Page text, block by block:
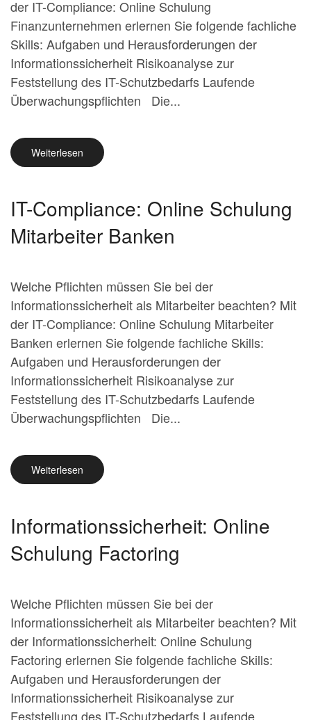
der IT-Compliance: Online Schulung
Finanzunternehmen erlernen Sie folgende fachliche
Skills: Aufgaben und Herausforderungen der
Informationssicherheit Risikoanalyse zur
Feststellung des IT-Schutzbedarfs Laufende
Überwachungspflichten Die...
Weiterlesen
IT-Compliance: Online Schulung
Mitarbeiter Banken
Welche Pflichten müssen Sie bei der
Informationssicherheit als Mitarbeiter beachten? Mit
der IT-Compliance: Online Schulung Mitarbeiter
Banken erlernen Sie folgende fachliche Skills:
Aufgaben und Herausforderungen der
Informationssicherheit Risikoanalyse zur
Feststellung des IT-Schutzbedarfs Laufende
Überwachungspflichten Die...
Weiterlesen
Informationssicherheit: Online
Schulung Factoring
Welche Pflichten müssen Sie bei der
Informationssicherheit als Mitarbeiter beachten? Mit
der Informationssicherheit: Online Schulung
Factoring erlernen Sie folgende fachliche Skills:
Aufgaben und Herausforderungen der
Informationssicherheit Risikoanalyse zur
Feststellung des IT-Schutzbedarfs Laufende